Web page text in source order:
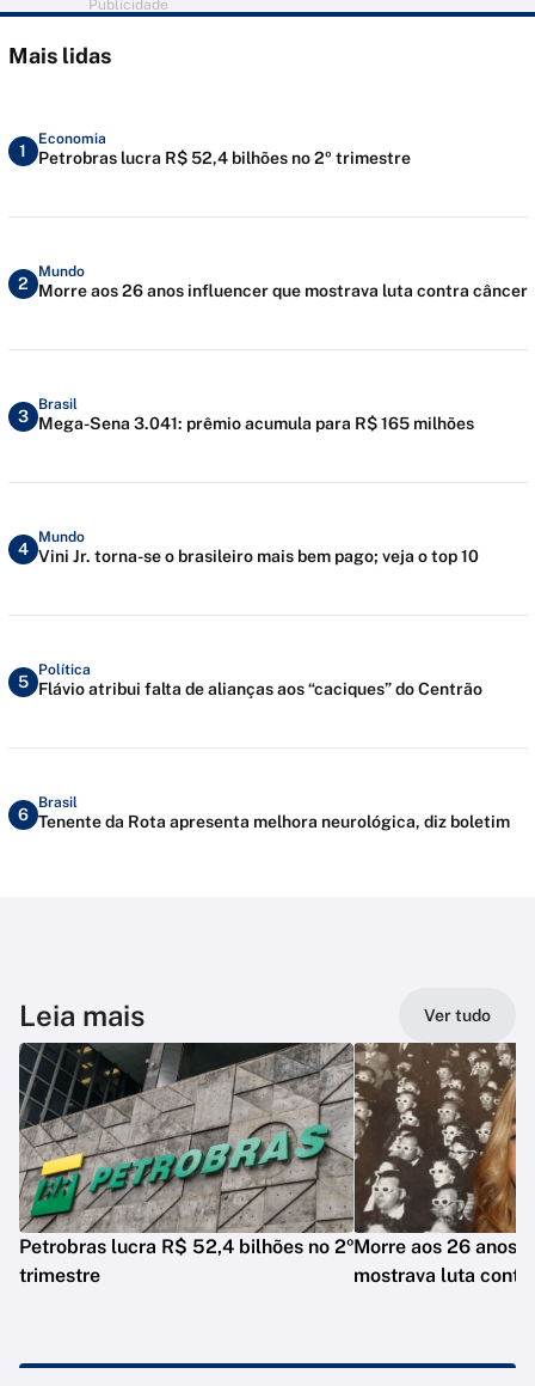
Publicidade
Mais lidas
1
Economia
Petrobras lucra R$ 52,4 bilhões no 2º trimestre
2
Mundo
Morre aos 26 anos influencer que mostrava luta contra câncer
3
Brasil
Mega-Sena 3.041: prêmio acumula para R$ 165 milhões
4
Mundo
Vini Jr. torna-se o brasileiro mais bem pago; veja o top 10
5
Política
Flávio atribui falta de alianças aos “caciques” do Centrão
6
Brasil
Tenente da Rota apresenta melhora neurológica, diz boletim
Leia mais Ver tudo
Petrobras lucra R$ 52,4 bilhões no 2º
trimestre
Morre aos 26 anos
mostrava luta